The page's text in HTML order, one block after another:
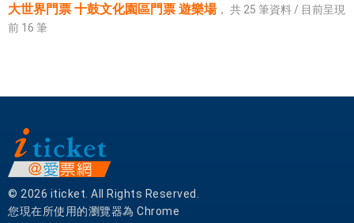
大世界門票 十鼓文化園區門票 遊樂場， 共 25 筆資料 / 目前呈現
前 16 筆
© 2026 iticket. All Rights Reserved.
您現在所使用的瀏覽器為 Chrome